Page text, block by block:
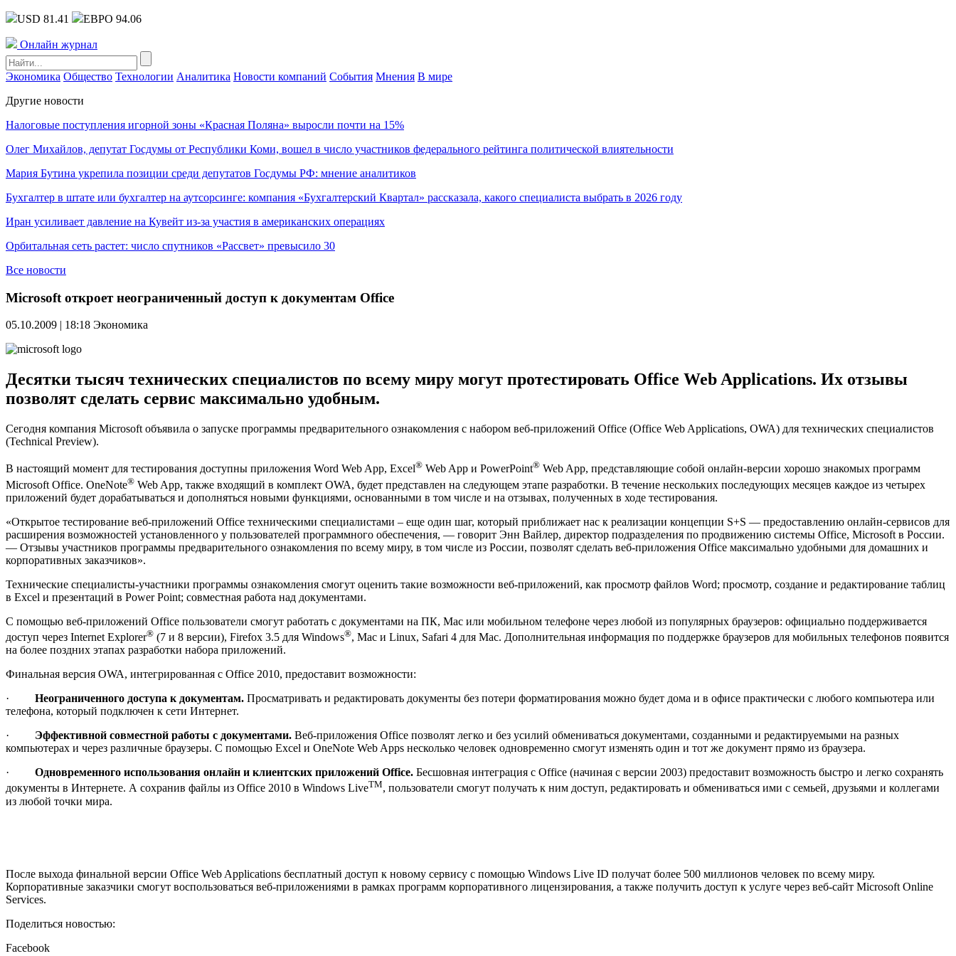
USD 81.41 ЕВРО 94.06
Онлайн журнал
Экономика Общество Технологии Аналитика Новости компаний События Мнения В мире
Другие новости
Налоговые поступления игорной зоны «Красная Поляна» выросли почти на 15%
Олег Михайлов, депутат Госдумы от Республики Коми, вошел в число участников федерального рейтинга политической влиятельности
Мария Бутина укрепила позиции среди депутатов Госдумы РФ: мнение аналитиков
Бухгалтер в штате или бухгалтер на аутсорсинге: компания «Бухгалтерский Квартал» рассказала, какого специалиста выбрать в 2026 году
Иран усиливает давление на Кувейт из-за участия в американских операциях
Орбитальная сеть растет: число спутников «Рассвет» превысило 30
Все новости
Microsoft откроет неограниченный доступ к документам Office
05.10.2009 | 18:18 Экономика
Десятки тысяч технических специалистов по всему миру могут протестировать Office Web Applications. Их отзывы
позволят сделать сервис максимально удобным.
Сегодня компания Microsoft объявила о запуске программы предварительного ознакомления с набором веб-приложений Office (Office Web Applications, OWA) для технических специалистов
(Technical Preview).
В настоящий момент для тестирования доступны приложения Word Web App, Excel® Web App и PowerPoint® Web App, представляющие собой онлайн-версии хорошо знакомых программ
Microsoft Office. OneNote® Web App, также входящий в комплект OWA, будет представлен на следующем этапе разработки. В течение нескольких последующих месяцев каждое из четырех
приложений будет дорабатываться и дополняться новыми функциями, основанными в том числе и на отзывах, полученных в ходе тестирования.
«Открытое тестирование веб-приложений Office техническими специалистами – еще один шаг, который приближает нас к реализации концепции S+S — предоставлению онлайн-сервисов для
расширения возможностей установленного у пользователей программного обеспечения, — говорит Энн Вайлер, директор подразделения по продвижению системы Office, Microsoft в России.
— Отзывы участников программы предварительного ознакомления по всему миру, в том числе из России, позволят сделать веб-приложения Office максимально удобными для домашних и
корпоративных заказчиков».
Технические специалисты-участники программы ознакомления смогут оценить такие возможности веб-приложений, как просмотр файлов Word; просмотр, создание и редактирование таблиц
в Excel и презентаций в Power Point; совместная работа над документами.
C помощью веб-приложений Office пользователи смогут работать с документами на ПК, Mac или мобильном телефоне через любой из популярных браузеров: официально поддерживается
доступ через Internet Explorer® (7 и 8 версии), Firefox 3.5 для Windows®, Mac и Linux, Safari 4 для Mac. Дополнительная информация по поддержке браузеров для мобильных телефонов появится
на более поздних этапах разработки набора приложений.
Финальная версия OWA, интегрированная с Office 2010, предоставит возможности:
· Неограниченного доступа к документам. Просматривать и редактировать документы без потери форматирования можно будет дома и в офисе практически с любого компьютера или
телефона, который подключен к сети Интернет.
· Эффективной совместной работы с документами. Веб-приложения Office позволят легко и без усилий обмениваться документами, созданными и редактируемыми на разных
компьютерах и через различные браузеры. С помощью Excel и OneNote Web Apps несколько человек одновременно смогут изменять один и тот же документ прямо из браузера.
· Одновременного использования онлайн и клиентских приложений Office. Бесшовная интеграция с Office (начиная с версии 2003) предоставит возможность быстро и легко сохранять
документы в Интернете. А сохранив файлы из Office 2010 в Windows LiveTM, пользователи смогут получать к ним доступ, редактировать и обмениваться ими с семьей, друзьями и коллегами
из любой точки мира.
После выхода финальной версии Office Web Applications бесплатный доступ к новому сервису с помощью Windows Live ID получат более 500 миллионов человек по всему миру.
Корпоративные заказчики смогут воспользоваться веб-приложениями в рамках программ корпоративного лицензирования, а также получить доступ к услуге через веб-сайт Microsoft Online
Services.
Поделиться новостью:
Facebook